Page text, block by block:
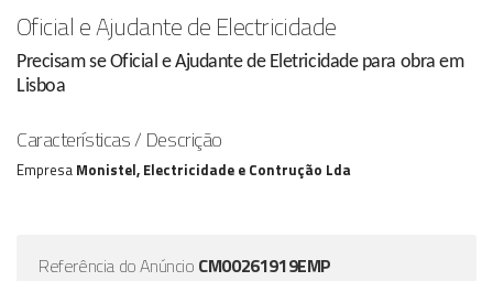
Oficial e Ajudante de Electricidade
Precisam se Oficial e Ajudante de Eletricidade para obra em
Lisboa
Características / Descrição
Empresa Monistel, Electricidade e Contrução Lda
Referência do Anúncio CM00261919EMP